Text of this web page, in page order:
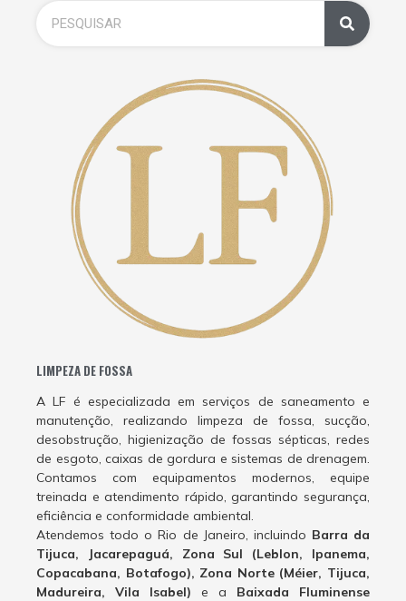
LIMPEZA DE FOSSA
A LF é especializada em serviços de saneamento e
manutenção, realizando limpeza de fossa, sucção,
desobstrução, higienização de fossas sépticas, redes
de esgoto, caixas de gordura e sistemas de drenagem.
Contamos com equipamentos modernos, equipe
treinada e atendimento rápido, garantindo segurança,
eficiência e conformidade ambiental.
Atendemos todo o Rio de Janeiro, incluindo Barra da
Tijuca, Jacarepaguá, Zona Sul (Leblon, Ipanema,
Copacabana, Botafogo), Zona Norte (Méier, Tijuca,
Madureira, Vila Isabel) e a Baixada Fluminense